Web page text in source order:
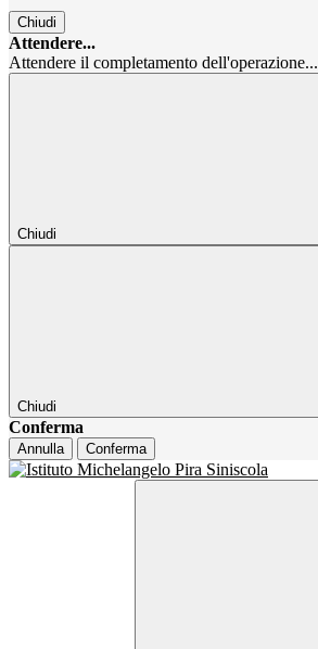
Chiudi
Attendere...
Attendere il completamento dell'operazione...
Chiudi
Chiudi
Conferma
Annulla Conferma